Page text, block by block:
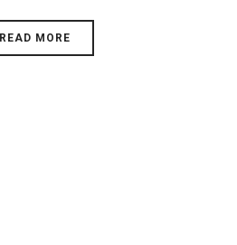
READ MORE